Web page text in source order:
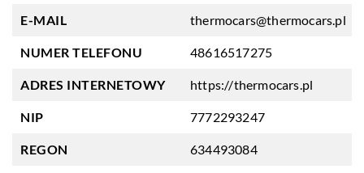
E-MAIL thermocars@thermocars.pl
NUMER TELEFONU 48616517275
ADRES INTERNETOWY https://thermocars.pl
NIP 7772293247
REGON 634493084